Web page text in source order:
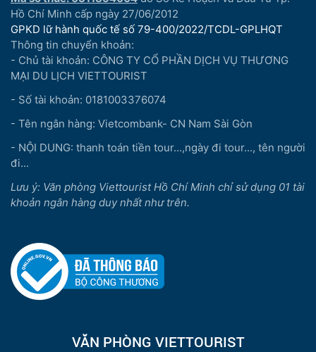
Hồ Chí Minh cấp ngày 27/06/2012
GPKD lữ hành quốc tế số 79-400/2022/TCDL-GPLHQT
Thông tin chuyển khoản:
- Chủ tài khoản: CÔNG TY CỔ PHẦN DỊCH VỤ THƯƠNG
MẠI DU LỊCH VIETTOURIST
- Số tài khoản: 0181003376074
- Tên ngân hàng: Vietcombank- CN Nam Sài Gòn
- NỘI DUNG: thanh toán tiền tour...,ngày đi tour..., tên người
đi...
Lưu ý: Văn phòng Viettourist Hồ Chí Minh chỉ sử dụng 01 tài
khoản ngân hàng duy nhất như trên.
VĂN PHÒNG VIETTOURIST